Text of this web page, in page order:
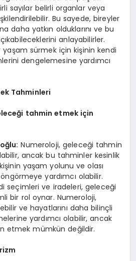
sayılar belirli organlar veya
Bu sayede, bireyler
daha yatkın olduklarını ve bu
anlayabilirler.
yaşam sürmek için kişinin kendi
dengelemesine yardımcı
Tahminleri
tahmin etmek için
Numeroloji, geleceği tahmin
ancak bu tahminler kesinlik
yaşam yolunu ve olası
öngörmeye yardımcı olabilir.
seçimleri ve iradeleri, geleceği
bir rol oynar. Numeroloji,
ve hayatlarını daha bilinçli
yardımcı olabilir, ancak
etmek mümkün değildir.